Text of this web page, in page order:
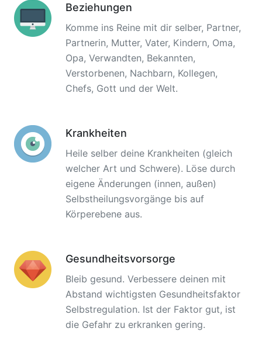
Beziehungen
Komme ins Reine mit dir selber, Partner,
Partnerin, Mutter, Vater, Kindern, Oma,
Opa, Verwandten, Bekannten,
Verstorbenen, Nachbarn, Kollegen,
Chefs, Gott und der Welt.
Krankheiten
Heile selber deine Krankheiten (gleich
welcher Art und Schwere). Löse durch
eigene Änderungen (innen, außen)
Selbstheilungsvorgänge bis auf
Körperebene aus.
Gesundheitsvorsorge
Bleib gesund. Verbessere deinen mit
Abstand wichtigsten Gesundheitsfaktor
Selbstregulation. Ist der Faktor gut, ist
die Gefahr zu erkranken gering.